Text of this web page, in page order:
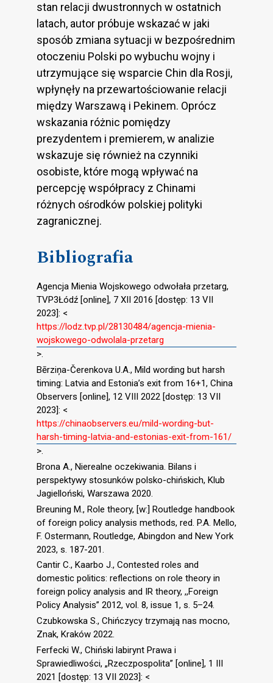
stan relacji dwustronnych w ostatnich
latach, autor próbuje wskazać w jaki
sposób zmiana sytuacji w bezpośrednim
otoczeniu Polski po wybuchu wojny i
utrzymujące się wsparcie Chin dla Rosji,
wpłynęły na przewartościowanie relacji
między Warszawą i Pekinem. Oprócz
wskazania różnic pomiędzy
prezydentem i premierem, w analizie
wskazuje się również na czynniki
osobiste, które mogą wpływać na
percepcję współpracy z Chinami
różnych ośrodków polskiej polityki
zagranicznej.
Bibliografia
Agencja Mienia Wojskowego odwołała przetarg,
TVP3Łódź [online], 7 XII 2016 [dostęp: 13 VII
2023]: <
https://lodz.tvp.pl/28130484/agencja-mienia-
wojskowego-odwolala-przetarg
>.
Bērziņa-Čerenkova U.A., Mild wording but harsh
timing: Latvia and Estonia’s exit from 16+1, China
Observers [online], 12 VIII 2022 [dostęp: 13 VII
2023]: <
https://chinaobservers.eu/mild-wording-but-
harsh-timing-latvia-and-estonias-exit-from-161/
>.
Brona A., Nierealne oczekiwania. Bilans i
perspektywy stosunków polsko-chińskich, Klub
Jagielloński, Warszawa 2020.
Breuning M., Role theory, [w:] Routledge handbook
of foreign policy analysis methods, red. P.A. Mello,
F. Ostermann, Routledge, Abingdon and New York
2023, s. 187-201.
Cantir C., Kaarbo J., Contested roles and
domestic politics: reflections on role theory in
foreign policy analysis and IR theory, ,,Foreign
Policy Analysis” 2012, vol. 8, issue 1, s. 5–24.
Czubkowska S., Chińczycy trzymają nas mocno,
Znak, Kraków 2022.
Ferfecki W., Chiński labirynt Prawa i
Sprawiedliwości, „Rzeczpospolita” [online], 1 III
2021 [dostęp: 13 VII 2023]: <